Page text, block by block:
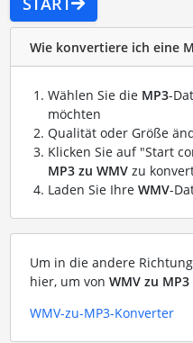
Wie konvertiere ich eine
Wählen Sie die MP3-
möchten
Qualität oder Größe
Klicken Sie auf "Start
MP3 zu WMVzu
Laden Sie Ihre WMV-
Um in die andere
hier, um von WMV zu MP3
WMV-zu-MP3-Konverter